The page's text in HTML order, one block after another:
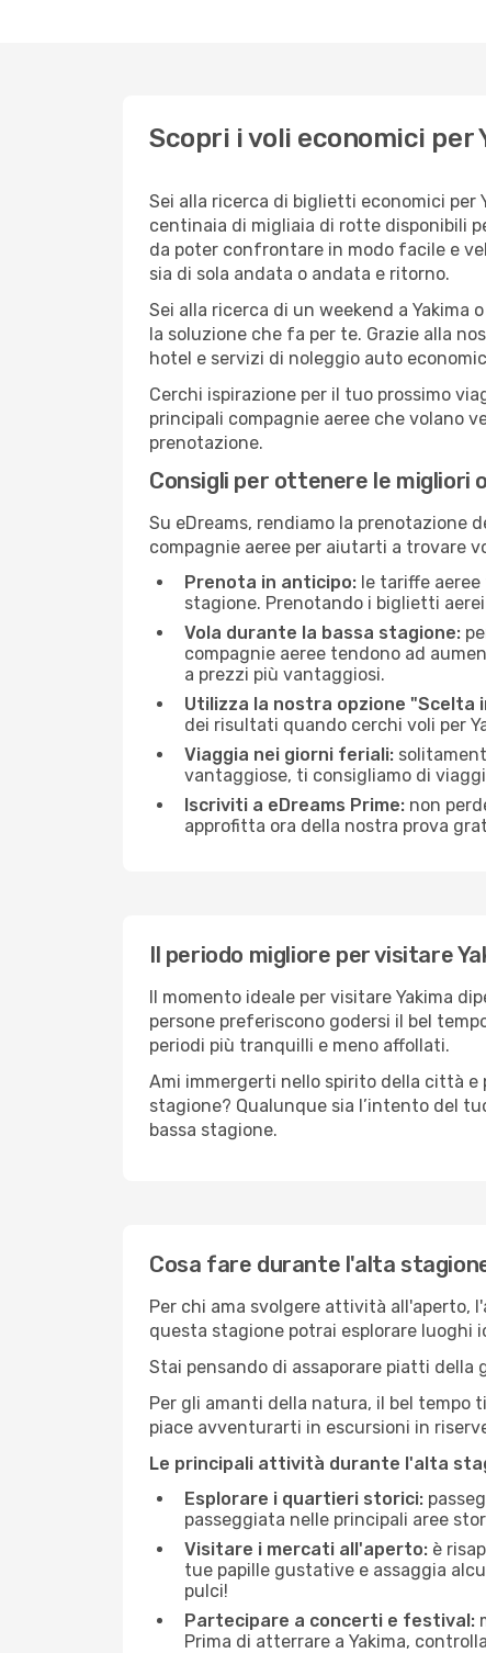
Scopri i voli economici per
Sei alla ricerca di biglietti economici per
centinaia di migliaia di rotte disponibili
da poter confrontare in modo facile e
sia di sola andata o andata e ritorno.
Sei alla ricerca di un weekend a Yakima
la soluzione che fa per te. Grazie alla
hotel e servizi di noleggio auto
Cerchi ispirazione per il tuo prossimo
principali compagnie aeree che volano
prenotazione.
Consigli per ottenere le migliori
Su eDreams, rendiamo la prenotazione
compagnie aeree per aiutarti a trovare
Prenota in anticipo: le tariffe
stagione. Prenotando i biglietti
Vola durante la bassa stagione:
compagnie aeree tendono ad
a prezzi più vantaggiosi.
Utilizza la nostra opzione "Scelta
dei risultati quando cerchi voli per
Viaggia nei giorni feriali:
vantaggiose, ti consigliamo di
Iscriviti a eDreams Prime: non
approfitta ora della nostra prova
Il periodo migliore per visitare
Il momento ideale per visitare Yakima
persone preferiscono godersi il bel
periodi più tranquilli e meno affollati.
Ami immergerti nello spirito della città
stagione? Qualunque sia l’intento del
bassa stagione.
Cosa fare durante l'alta
Per chi ama svolgere attività all'aperto,
questa stagione potrai esplorare
Stai pensando di assaporare piatti
Per gli amanti della natura, il bel tempo
piace avventurarti in escursioni in
Le principali attività durante l'alta
Esplorare i quartieri storici:
passeggiata nelle principali aree
Visitare i mercati all'aperto: è
tue papille gustative e assaggia
pulci!
Partecipare a concerti e festival:
Prima di atterrare a Yakima,